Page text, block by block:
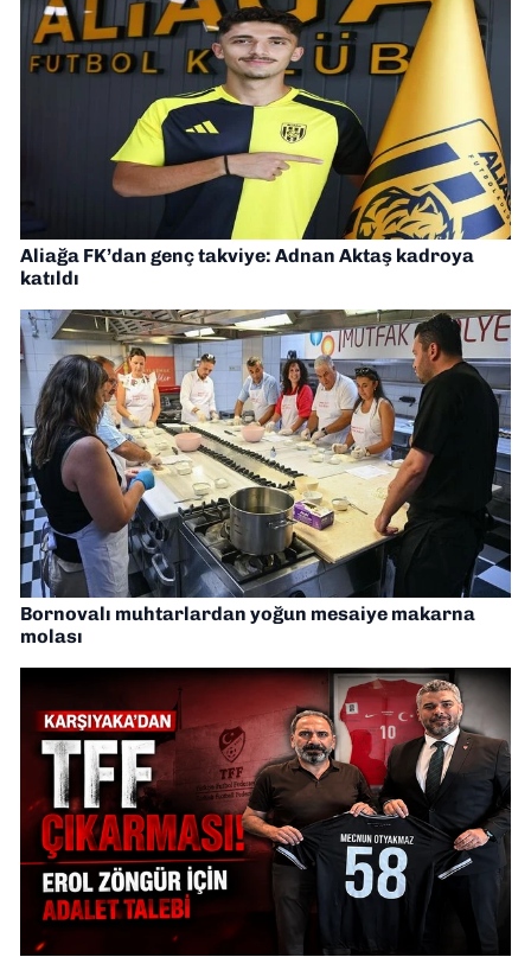
Aliağa FK’dan genç takviye: Adnan Aktaş kadroya
katıldı
Bornovalı muhtarlardan yoğun mesaiye makarna
molası